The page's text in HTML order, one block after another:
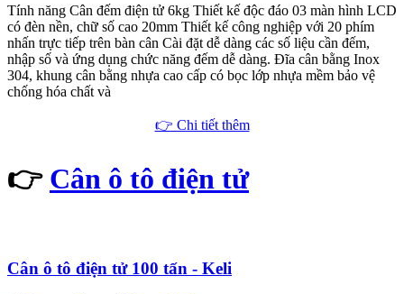
Tính năng Cân đếm điện tử 6kg Thiết kế độc đáo 03 màn hình LCD
có đèn nền, chữ số cao 20mm Thiết kế công nghiệp với 20 phím
nhấn trực tiếp trên bàn cân Cài đặt dễ dàng các số liệu cần đếm,
nhập số và ứng dụng chức năng đếm dễ dàng. Đĩa cân bằng Inox
304, khung cân bằng nhựa cao cấp có bọc lớp nhựa mềm bảo vệ
chống hóa chất và
👉 Chi tiết thêm
👉 Cân ô tô điện tử
Cân ô tô điện tử 100 tấn - Keli